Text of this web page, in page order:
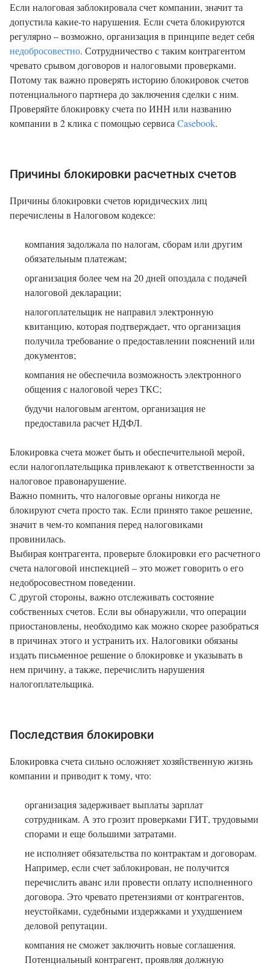
Если налоговая заблокировала счет компании, значит та
допустила какие-то нарушения. Если счета блокируются
регулярно – возможно, организация в принципе ведет себя
недобросовестно. Сотрудничество с таким контрагентом
чревато срывом договоров и налоговыми проверками.
Потому так важно проверять историю блокировок счетов
потенциального партнера до заключения сделки с ним.
Проверяйте блокировку счета по ИНН или названию
компании в 2 клика с помощью сервиса Casebook.
Причины блокировки расчетных счетов
Причины блокировки счетов юридических лиц
перечислены в Налоговом кодексе:
компания задолжала по налогам, сборам или другим
обязательным платежам;
организация более чем на 20 дней опоздала с подачей
налоговой декларации;
налогоплательщик не направил электронную
квитанцию, которая подтверждает, что организация
получила требование о предоставлении пояснений или
документов;
компания не обеспечила возможность электронного
общения с налоговой через ТКС;
будучи налоговым агентом, организация не
предоставила расчет НДФЛ.
Блокировка счета может быть и обеспечительной мерой,
если налогоплательщика привлекают к ответственности за
налоговое правонарушение.
Важно помнить, что налоговые органы никогда не
блокируют счета просто так. Если принято такое решение,
значит в чем-то компания перед налоговиками
провинилась.
Выбирая контрагента, проверьте блокировки его расчетного
счета налоговой инспекцией – это может говорить о его
недобросовестном поведении.
С другой стороны, важно отслеживать состояние
собственных счетов. Если вы обнаружили, что операции
приостановлены, необходимо как можно скорее разобраться
в причинах этого и устранить их. Налоговики обязаны
издать письменное решение о блокировке и указывать в
нем причину, а также, перечислить нарушения
налогоплательщика.
Последствия блокировки
Блокировка счета сильно осложняет хозяйственную жизнь
компании и приводит к тому, что:
организация задерживает выплаты зарплат
сотрудникам. А это грозит проверками ГИТ, трудовыми
спорами и еще большими затратами.
не исполняет обязательства по контрактам и договорам.
Например, если счет заблокирован, не получится
перечислить аванс или провести оплату исполненного
договора. Это чревато претензиями от контрагентов,
неустойками, судебными издержками и ухудшением
деловой репутации.
компания не сможет заключить новые соглашения.
Потенциальный контрагент, проявляя должную